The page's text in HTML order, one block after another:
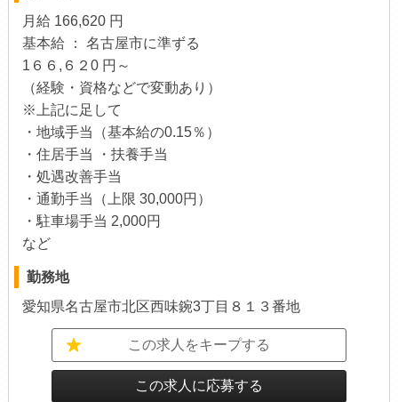
月給 166,620 円
基本給 ： 名古屋市に準ずる
1６６,６２0 円～
（経験・資格などで変動あり）
※上記に足して
・地域手当（基本給の0.15％）
・住居手当 ・扶養手当
・処遇改善手当
・通勤手当（上限 30,000円）
・駐車場手当 2,000円
など
勤務地
愛知県名古屋市北区西味鋺3丁目８１３番地
この求人をキープする
この求人に応募する